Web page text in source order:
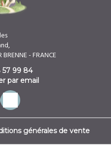
BRENNE - FRANCE
57 99 84
par email
générales de vente